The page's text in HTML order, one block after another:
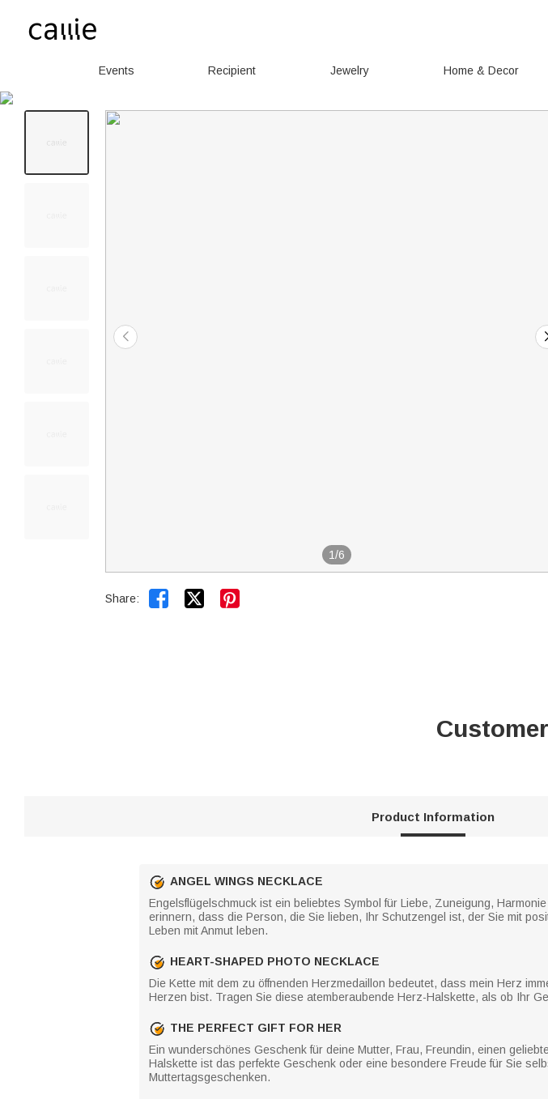
Events Recipient Jewelry Home & Decor
1/6
Share:  
Product Information
ANGEL WINGS NECKLACE
Engelsflügelschmuck ist ein beliebtes Symbol für Liebe, Zuneigung,
erinnern, dass die Person, die Sie lieben, Ihr Schutzengel ist, der Sie mit
Leben mit Anmut leben.
HEART-SHAPED PHOTO NECKLACE
Die Kette mit dem zu öffnenden Herzmedaillon bedeutet, dass mein Herz
Herzen bist. Tragen Sie diese atemberaubende Herz-Halskette, als ob Ihr
THE PERFECT GIFT FOR HER
Ein wunderschönes Geschenk für deine Mutter, Frau, Freundin, einen
Halskette ist das perfekte Geschenk oder eine besondere Freude für Sie
Muttertagsgeschenken.